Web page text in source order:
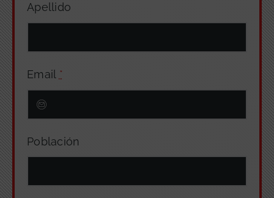
Apellido
Email *
Población